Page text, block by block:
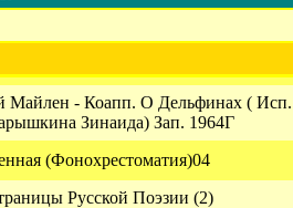
Майлен - Коапп. О Дельфинах (
Зинаида) Зап. 1964Г
(Фонохрестоматия)04
Русской Поэзии (2)